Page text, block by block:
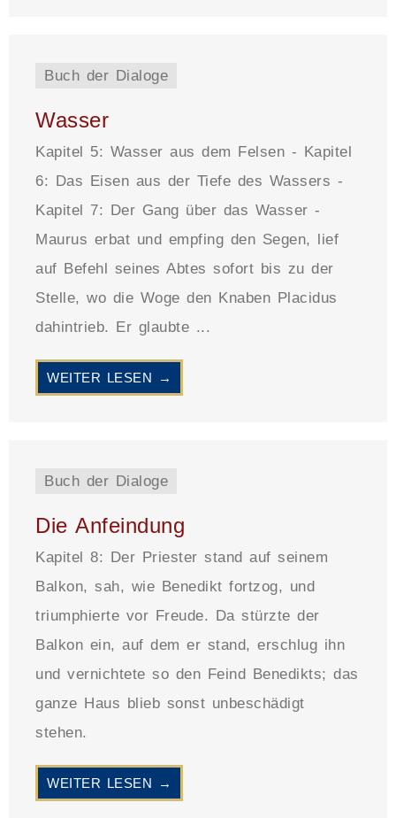
Buch der Dialoge
Wasser
Kapitel 5: Wasser aus dem Felsen - Kapitel
6: Das Eisen aus der Tiefe des Wassers -
Kapitel 7: Der Gang über das Wasser -
Maurus erbat und empfing den Segen, lief
auf Befehl seines Abtes sofort bis zu der
Stelle, wo die Woge den Knaben Placidus
dahintrieb. Er glaubte ...
WEITER LESEN →
Buch der Dialoge
Die Anfeindung
Kapitel 8: Der Priester stand auf seinem
Balkon, sah, wie Benedikt fortzog, und
triumphierte vor Freude. Da stürzte der
Balkon ein, auf dem er stand, erschlug ihn
und vernichtete so den Feind Benedikts; das
ganze Haus blieb sonst unbeschädigt
stehen.
WEITER LESEN →